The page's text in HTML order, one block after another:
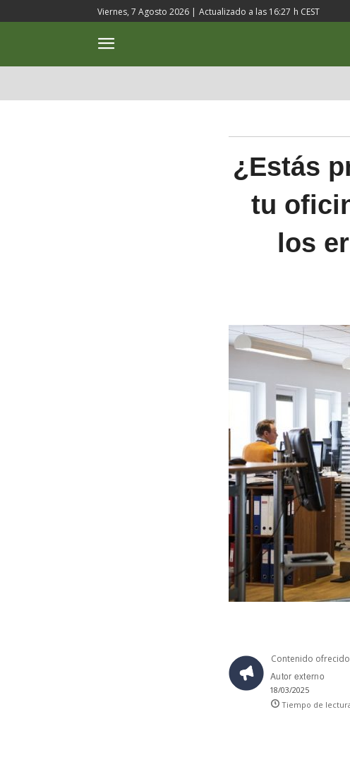
Viernes, 7 Agosto 2026 | Actualizado a las 16:27 h CEST
¿Estás
tu
los
Contenido
Autor externo
18/03/2025
Tiempo de